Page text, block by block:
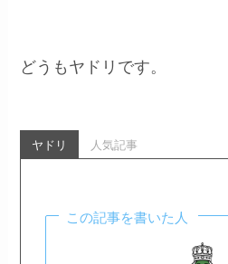
どうもヤドリです。
ヤドリ 人気記事
この記事を書いた人